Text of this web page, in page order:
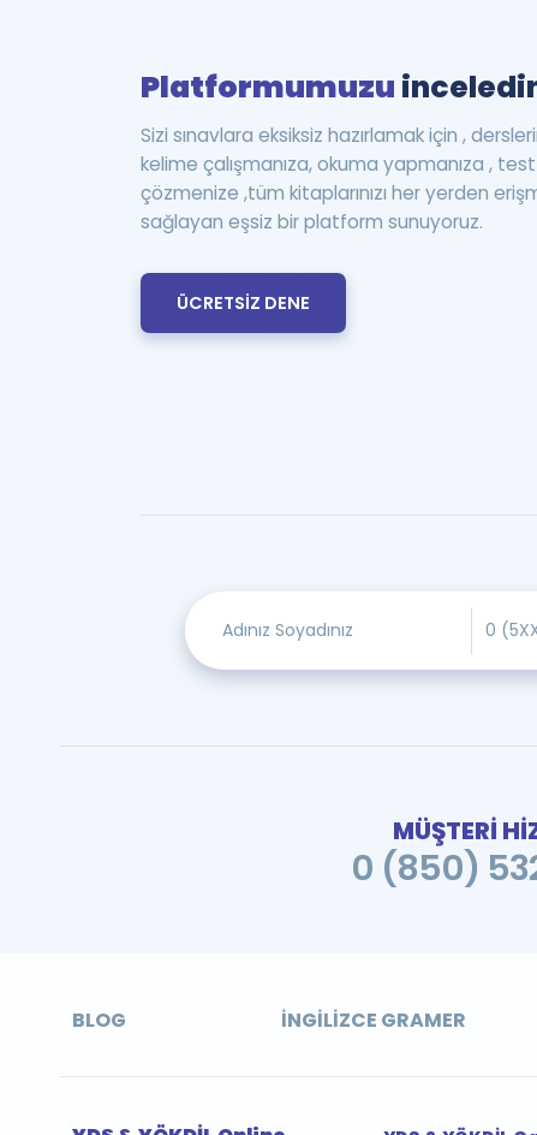
Platformumuzu
Sizi sınavlara eksiksiz hazırlamak için ,
kelime çalışmanıza, okuma yapmanıza ,
çözmenize ,tüm kitaplarınızı her yerden
sağlayan eşsiz bir platform sunuyoruz.
ÜCRETSİZ DENE
MÜŞTERİ
0 (850)
BLOG İNGILIZCE GRAMER